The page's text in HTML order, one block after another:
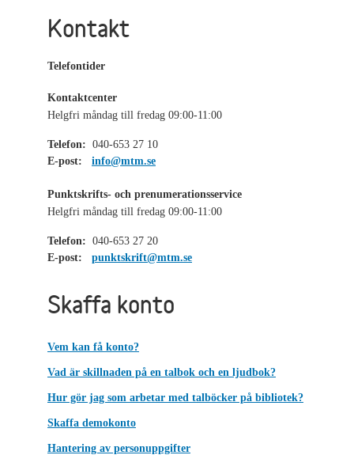
Kontakt
Telefontider
Kontaktcenter
Helgfri måndag till fredag 09:00-11:00
Telefon: 040-653 27 10
E-post:
info@mtm.se
Punktskrifts- och prenumerationsservice
Helgfri måndag till fredag 09:00-11:00
Telefon: 040-653 27 20
E-post:
punktskrift@mtm.se
Skaffa konto
Vem kan få konto?
Vad är skillnaden på en talbok och en ljudbok?
Hur gör jag som arbetar med talböcker på bibliotek?
Skaffa demokonto
Hantering av personuppgifter